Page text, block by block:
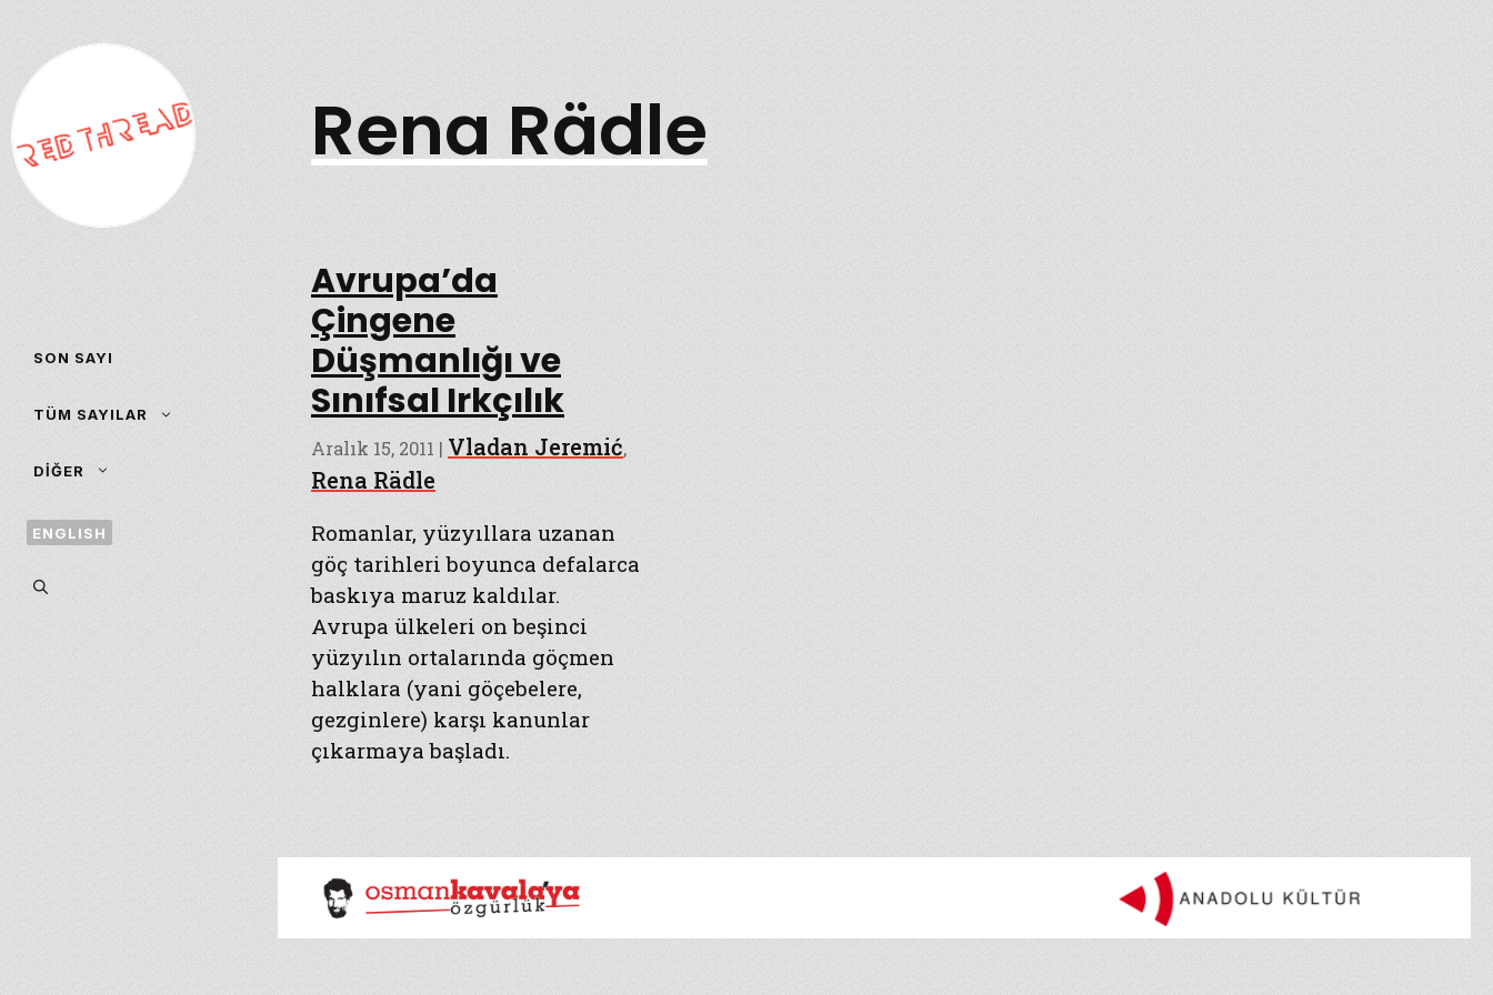
SON SAYI
TÜM SAYILAR
DIĞER
ENGLISH
Rena Rädle
Avrupa’da
Çingene
Düşmanlığı ve
Sınıfsal Irkçılık
Aralık 15, 2011 | Vladan Jeremić,
Rena Rädle
Romanlar, yüzyıllara uzanan
göç tarihleri boyunca defalarca
baskıya maruz kaldılar.
Avrupa ülkeleri on beşinci
yüzyılın ortalarında göçmen
halklara (yani göçebelere,
gezginlere) karşı kanunlar
çıkarmaya başladı.